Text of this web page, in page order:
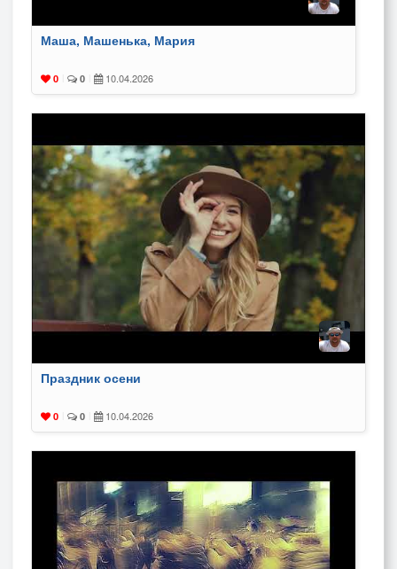
Маша, Машенька, Мария
0 0 10.04.2026
Праздник осени
0 0 10.04.2026